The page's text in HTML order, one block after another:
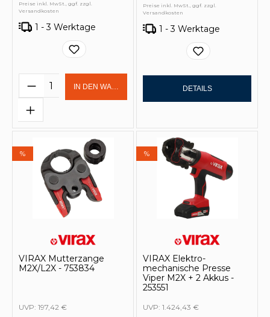
Preise inkl. MwSt., ggf. zzgl.
Versandkosten
1 - 3 Werktage
Produkt Anzahl: Gib den
IN DEN WARENKORB
Preise inkl. MwSt., ggf. zzgl.
Versandkosten
1 - 3 Werktage
DETAILS
%
VIRAX Mutterzange
M2X/L2X - 753834
UVP: 197,42 €
%
VIRAX Elektro-
mechanische Presse
Viper M2X + 2 Akkus -
253551
UVP: 1.424,43 €